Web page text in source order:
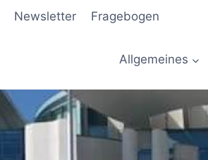
Newsletter Fragebogen
Allgemeines